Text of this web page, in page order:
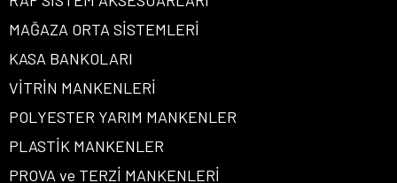
MAĞAZA ORTA SİSTEMLERİ
KASA BANKOLARI
VİTRİN MANKENLERİ
POLYESTER YARIM MANKENLER
PLASTİK MANKENLER
PROVA ve TERZİ MANKENLERİ